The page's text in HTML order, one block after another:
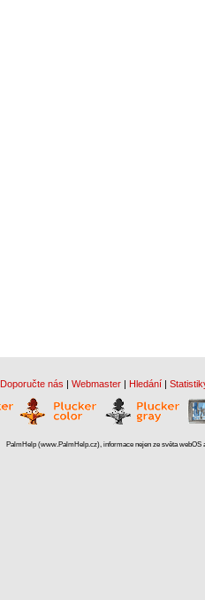
Doporučte nás | Webmaster | Hledání |
PalmHelp (www.PalmHelp.cz), informace nejen ze světa